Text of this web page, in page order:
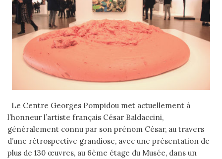
Le Centre Georges Pompidou met actuellement à
l’honneur l’artiste français César Baldaccini,
généralement connu par son prénom César, au travers
d’une rétrospective grandiose, avec une présentation de
plus de 130 œuvres, au 6ème étage du Musée, dans un